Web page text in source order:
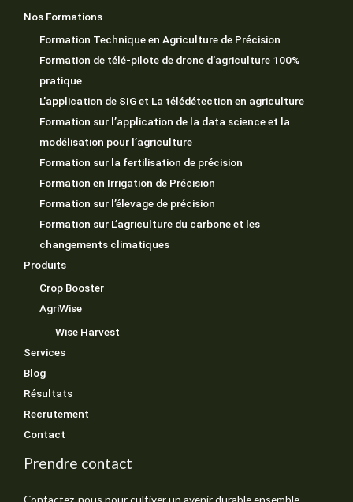
Nos Formations
Formation Technique en Agriculture de Précision
Formation de télé-pilote de drone d’agriculture 100%
pratique
L’application de SIG et La télédétection en agriculture
Formation sur l’application de la data science et la
modélisation pour l’agriculture
Formation sur la fertilisation de précision
Formation en Irrigation de Précision
Formation sur l’élevage de précision
Formation sur L’agriculture du carbone et les
changements climatiques
Produits
Crop Booster
AgriWise
Wise Harvest
Services
Blog
Résultats
Recrutement
Contact
Prendre contact
Contactez-nous pour cultiver un avenir durable ensemble.